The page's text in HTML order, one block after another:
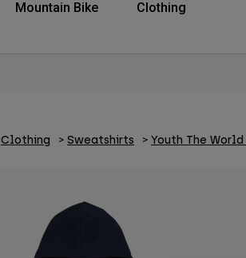
Mountain Bike Clothing
Clothing Sweatshirts Youth The